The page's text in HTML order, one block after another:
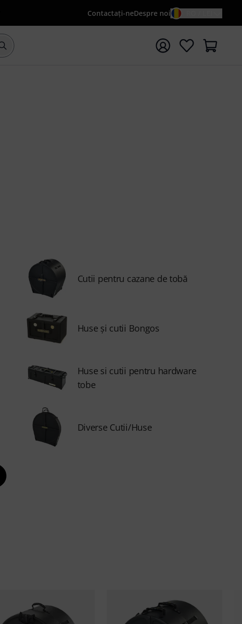
Contactaţi-neDespre noi
Începeți căutarea cu termenul de căutare {searchTerm}
Cutii pentru cazane de tobă
Huse și cutii Bongos
Huse si cutii pentru hardware
tobe
Diverse Cutii/Huse